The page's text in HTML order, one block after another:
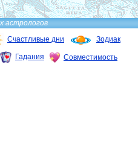
астрологов
Счастливые дни Зодиак
Гадания Совместимость